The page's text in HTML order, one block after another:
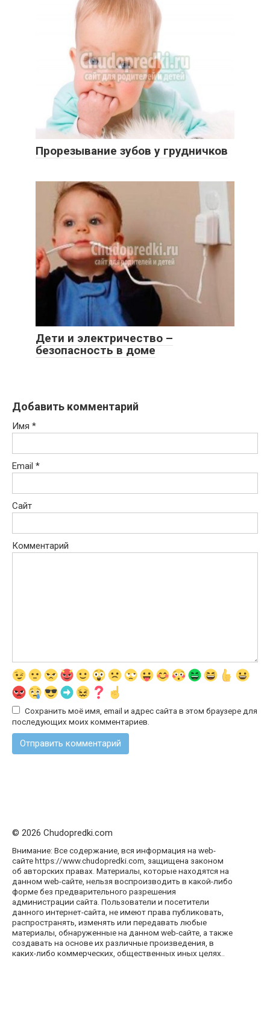
Прорезывание зубов у грудничков
Дети и электричество –
безопасность в доме
Добавить комментарий
Имя *
Email *
Сайт
Комментарий
Сохранить моё имя, email и адрес сайта в этом браузере для
последующих моих комментариев.
© 2026 Chudopredki.com
Внимание: Все содержание, вся информация на web-
сайте https://www.chudopredki.com, защищена законом
об авторских правах. Материалы, которые находятся на
данном web-сайте, нельзя воспроизводить в какой-либо
форме без предварительного разрешения
администрации сайта. Пользователи и посетители
данного интернет-сайта, не имеют права публиковать,
распространять, изменять или передавать любые
материалы, обнаруженные на данном web-сайте, а также
создавать на основе их различные произведения, в
каких-либо коммерческих, общественных иных целях..